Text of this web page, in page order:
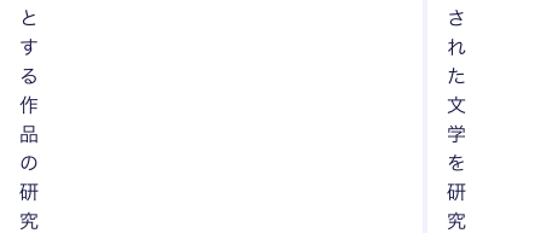
と
す
る
作
品
の
研
究
さ
れ
た
文
学
を
研
究